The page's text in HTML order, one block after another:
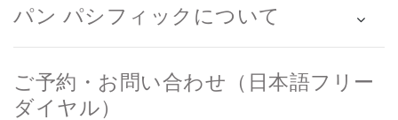
パン パシフィックについて
ご予約・お問い合わせ（日本語フリー
ダイヤル）